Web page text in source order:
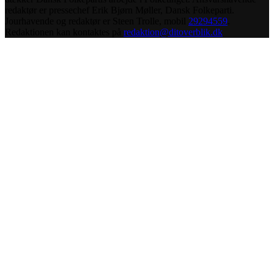
29294559
redaktion@ditoverblik.dk